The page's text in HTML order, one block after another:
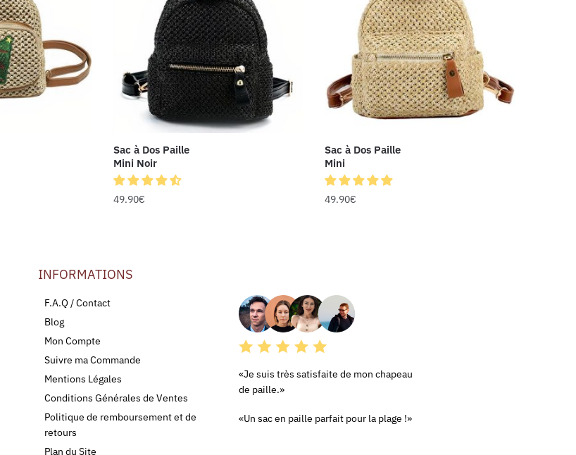
Sac à Dos Paille
Mini Noir
49.90€
Sac à Dos Paille
Mini
49.90€
INFORMATIONS
F.A.Q / Contact
Blog
Mon Compte
Suivre ma Commande
Mentions Légales
Conditions Générales de Ventes
Politique de remboursement et de
retours
Plan du Site
«Je suis très satisfaite de mon chapeau
de paille.»
«Un sac en paille parfait pour la plage !»